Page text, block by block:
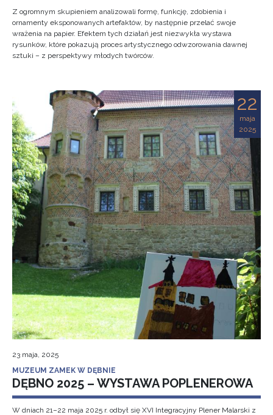
Z ogromnym skupieniem analizowali formę, funkcję, zdobienia i
ornamenty eksponowanych artefaktów, by następnie przelać swoje
wrażenia na papier. Efektem tych działań jest niezwykła wystawa
rysunków, które pokazują proces artystycznego odwzorowania dawnej
sztuki – z perspektywy młodych twórców.
22
maja
2025
23 maja, 2025
MUZEUM ZAMEK W DĘBNIE
DĘBNO 2025 – WYSTAWA POPLENEROWA
W dniach 21–22 maja 2025 r. odbył się XVI Integracyjny Plener Malarski z